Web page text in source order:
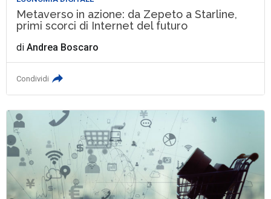
Metaverso in azione: da Zepeto a Starline,
primi scorci di Internet del futuro
diAndrea Boscaro
Condividi